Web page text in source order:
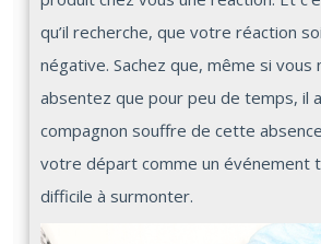
qu’il recherche, que votre réaction
négative. Sachez que, même si vous
absentez que pour peu de temps, il
compagnon souffre de cette
votre départ comme un événement
difficile à surmonter.